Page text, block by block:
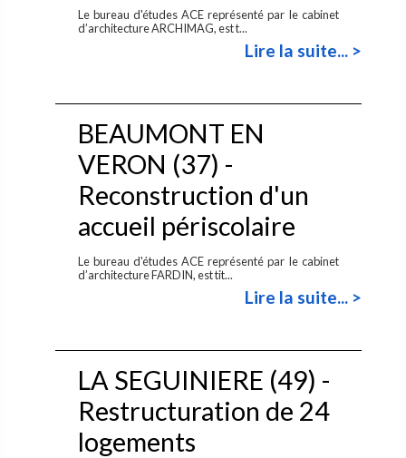
Le bureau d'études ACE représenté par le cabinet
d’architecture ARCHIMAG, est t...
Lire la suite... >
BEAUMONT EN
VERON (37) -
Reconstruction d'un
accueil périscolaire
Le bureau d'études ACE représenté par le cabinet
d’architecture FARDIN, est tit...
Lire la suite... >
LA SEGUINIERE (49) -
Restructuration de 24
logements